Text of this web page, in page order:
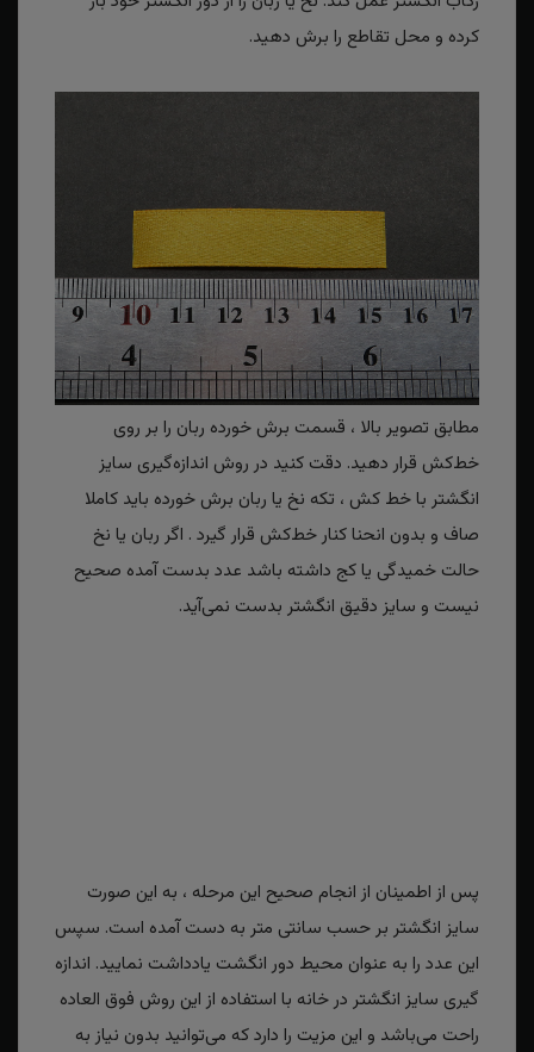
کرده و محل تقاطع را برش دهید.
مطابق تصویر بالا ، قسمت برش خورده ربان را بر روی
خط‌کش قرار دهید. دقت کنید در روش اندازه‌گیری سایز
انگشتر با خط کش ، تکه نخ یا ربان برش خورده باید کاملا
صاف و بدون انحنا کنار خط‌کش قرار گیرد . اگر ربان یا نخ
حالت خمیدگی یا کج داشته باشد عدد بدست آمده صحیح
نیست و سایز دقیق انگشتر بدست نمی‌آید.
پس از اطمینان از انجام صحیح این مرحله ، به این صورت
سایز انگشتر بر حسب سانتی متر به دست آمده است. سپس
این عدد را به عنوان محیط دور انگشت یادداشت نمایید. اندازه
گیری سایز انگشتر در خانه با استفاده از این روش فوق العاده
راحت می‌باشد و این مزیت را دارد که می‌توانید بدون نیاز به